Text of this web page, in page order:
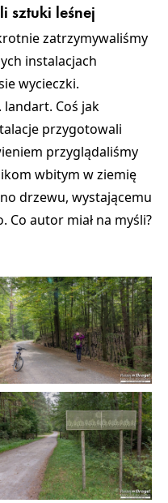
sztuki leśnej
zatrzymywaliśmy
instalacjach
wycieczki.
landart. Coś jak
przygotowali
przyglądaliśmy
wbitym w ziemię
drzewu, wystającemu
autor miał na myśli?